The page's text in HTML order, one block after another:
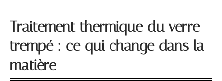
Traitement thermique du verre
trempé : ce qui change dans la
matière